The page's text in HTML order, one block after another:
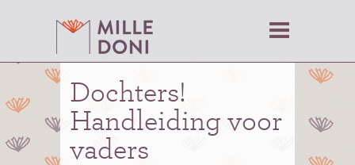
Dochters!
Handleiding voor
vaders